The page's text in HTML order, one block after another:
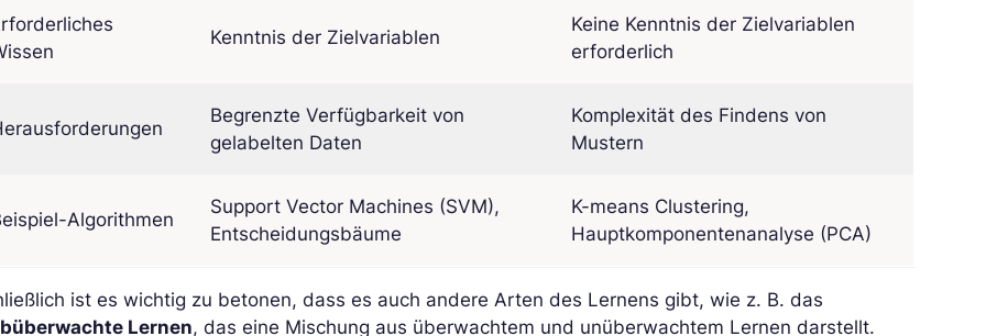
Kenntnis der Zielvariablen
Keine Kenntnis der Zielvariablen
erforderlich
Begrenzte Verfügbarkeit von
gelabelten Daten
Komplexität des Findens von
Mustern
Algorithmen
Support Vector Machines (SVM),
Entscheidungsbäume
K-means Clustering,
Hauptkomponentenanalyse (PCA)
ist es wichtig zu betonen, dass es auch andere Arten des Lernens gibt, wie z. B. das
Lernen, das eine Mischung aus überwachtem und unüberwachtem Lernen darstellt.